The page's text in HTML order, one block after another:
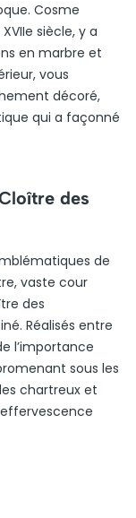
Cosme
siècle, y a
en marbre et
vous
décoré,
qui a façonné
des
de
vaste cour
des
Réalisés entre
l’importance
sous les
chartreux et